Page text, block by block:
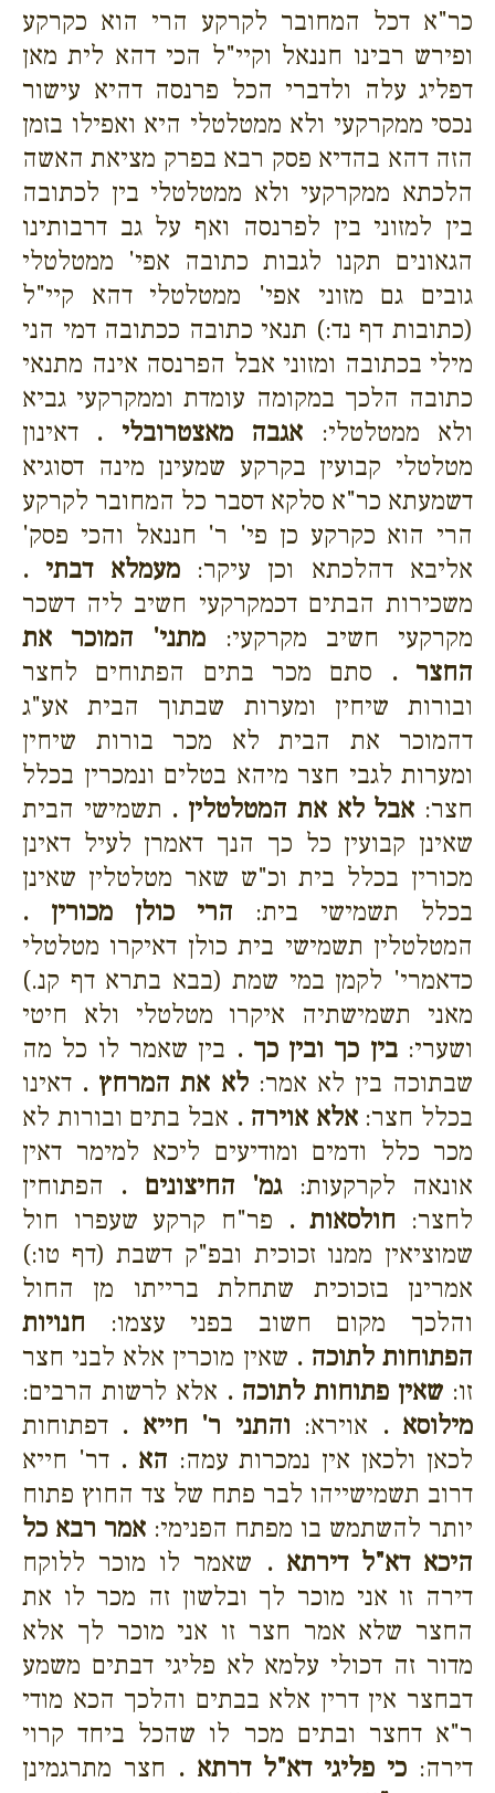
כר"א דכל המחובר לקרקע הרי הוא כקרקע
ופירש רבינו חננאל וקיי"ל הכי דהא לית מאן
דפליג עלה ולדברי הכל פרנסה דהיא עישור
נכסי ממקרקעי ולא ממטלטלי היא ואפילו בזמן
הזה דהא בהדיא פסק רבא בפרק מציאת האשה
הלכתא ממקרקעי ולא ממטלטלי בין לכתובה
בין למזוני בין לפרנסה ואף על גב דרבותינו
הגאונים תקנו לגבות כתובה אפי' ממטלטלי
גובים גם מזוני אפי' ממטלטלי דהא קיי"ל
(כתובות דף נד:) תנאי כתובה ככתובה דמי הני
מילי בכתובה ומזוני אבל הפרנסה אינה מתנאי
כתובה הלכך במקומה עומדת וממקרקעי גביא
ולא ממטלטלי: אגבה מאצטרובלי . דאינון
מטלטלי קבועין בקרקע שמעינן מינה דסוגיא
דשמעתא כר"א סלקא דסבר כל המחובר לקרקע
הרי הוא כקרקע כן פי' ר' חננאל והכי פסק'
אליבא דהלכתא וכן עיקר:מעמלא דבתי .
משכירות הבתים דכמקרקעי חשיב ליה דשכר
מקרקעי חשיב מקרקעי: מתני' המוכר את
החצר . סתם מכר בתים הפתוחים לחצר
ובורות שיחין ומערות שבתוך הבית אע"ג
דהמוכר את הבית לא מכר בורות שיחין
ומערות לגבי חצר מיהא בטלים ונמכרין בכלל
חצר: אבל לא את המטלטלין . תשמישי הבית
שאינן קבועין כל כך הנך דאמרן לעיל דאינן
מכורין בכלל בית וכ"ש שאר מטלטלין שאינן
בכלל תשמישי בית: הרי כולן מכורין .
המטלטלין תשמישי בית כולן דאיקרו מטלטלי
כדאמרי' לקמן במי שמת (בבא בתרא דף קנ.)
מאני תשמישתיה איקרו מטלטלי ולא חיטי
ושערי:בין כך ובין כך . בין שאמר לו כל מה
שבתוכה בין לא אמר:לא את המרחץ . דאינו
בכלל חצר:אלא אוירה . אבל בתים ובורות לא
מכר כלל ודמים ומודיעים ליכא למימר דאין
אונאה לקרקעות:גמ' החיצונים . הפתוחין
לחצר: חולסאות . פר"ח קרקע שעפרו חול
שמוציאין ממנו זכוכית ובפ"ק דשבת (דף טו:)
אמרינן בזכוכית שתחלת ברייתו מן החול
והלכך מקום חשוב בפני עצמו: חנויות
הפתוחות לתוכה . שאין מוכרין אלא לבני חצר
זו: שאין פתוחות לתוכה . אלא לרשות הרבים:
מילוסא . אוירא: והתני ר' חייא . דפתוחות
לכאן ולכאן אין נמכרות עמה: הא . דר' חייא
דרוב תשמישייהו לבר פתח של צד החוץ פתוח
יותר להשתמש בו מפתח הפנימי:אמר רבא כל
היכא דא"ל דירתא . שאמר לו מוכר ללוקח
דירה זו אני מוכר לך ובלשון זה מכר לו את
החצר שלא אמר חצר זו אני מוכר לך אלא
מדור זה דכולי עלמא לא פליגי דבתים משמע
דבחצר אין דרין אלא בבתים והלכך הכא מודי
ר"א דחצר ובתים מכר לו שהכל ביחד קרוי
דירה: כי פליגי דא"ל דרתא . חצר מתרגמינן